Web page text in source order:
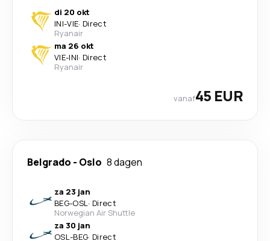
di 20 okt
INI-VIE· Direct
Ryanair
ma 26 okt
VIE-INI· Direct
Ryanair
vanaf45 EUR
Belgrado - Oslo 8 dagen
za 23 jan
BEG-OSL· Direct
Norwegian Air Shuttle
za 30 jan
OSL-BEG· Direct